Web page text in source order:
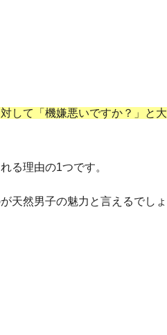
して「機嫌悪いですか？」と大
る理由の1つです。
天然男子の魅力と言えるでしょ